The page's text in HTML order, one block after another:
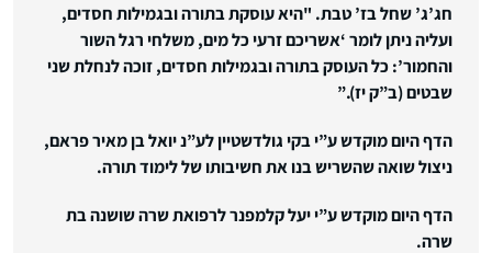
חג’ג’ שחל בז’ טבת. "היא עוסקת בתורה ובגמילות חסדים,
ועליה ניתן לומר ‘אשריכם זרעי כל מים, משלחי רגל השור
והחמור’: כל העוסק בתורה ובגמילות חסדים, זוכה לנחלת שני
שבטים (ב”ק יז).”
הדף היום מוקדש ע”י בקי גולדשטיין לע”נ יואל בן מאיר פראם,
ניצול שואה שהשריש בנו את חשיבותו של לימוד תורה.
הדף היום מוקדש ע”י יעל קלמפנר לרפואת שרה שושנה בת
שרה.